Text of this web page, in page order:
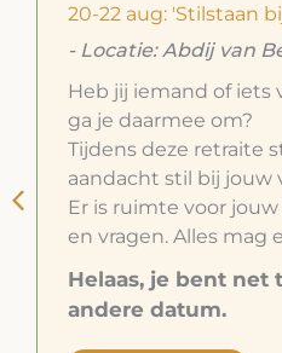
20-22 aug: 'Stilstaan
- Locatie: Abdij van
Heb jij iemand of iets
ga je daarmee om?
Tijdens deze retraite
aandacht stil bij jouw
Er is ruimte voor
en vragen. Alles mag
Helaas, je bent net
andere datum.